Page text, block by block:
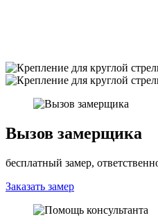
Вызов замерщика
бесплатный замер,
Заказать замер